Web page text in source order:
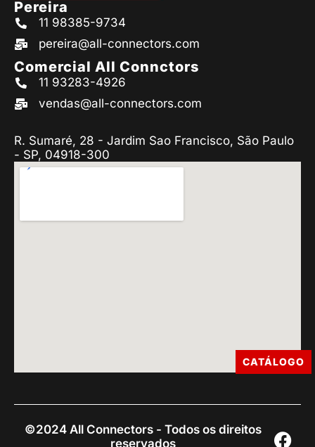
Pereira
11 98385-9734
pereira@all-connectors.com
Comercial All Connctors
11 93283-4926
vendas@all-connectors.com
R. Sumaré, 28 - Jardim Sao Francisco, São Paulo
- SP, 04918-300
©2024 All Connectors - Todos os direitos
reservados
CATÁLOGO